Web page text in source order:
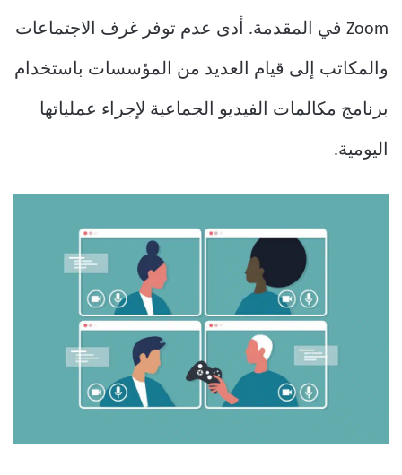
Zoom في المقدمة. أدى عدم توفر غرف الاجتماعات
والمكاتب إلى قيام العديد من المؤسسات باستخدام
برنامج مكالمات الفيديو الجماعية لإجراء عملياتها
اليومية.